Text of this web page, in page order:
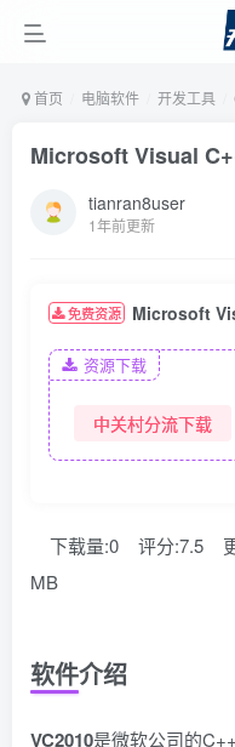
首页 电脑软件 开发工具
Microsoft Visual
tianran8user
1年前更新
免费资源 Microsoft
资源下载
中关村分流下载
下载量:0 评分:7.5
MB
软件介绍
VC2010是微软公司的